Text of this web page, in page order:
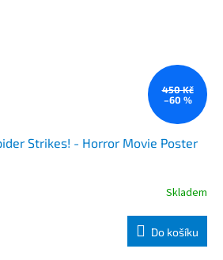
450 Kč
–60 %
Strikes! - Horror Movie Poster
Skladem
Do košíku